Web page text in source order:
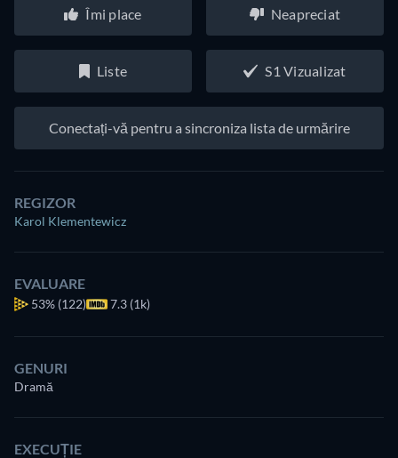
Îmi place Neapreciat
Liste S1 Vizualizat
Conectați-vă pentru a sincroniza lista de urmărire
REGIZOR
Karol Klementewicz
EVALUARE
53% (122) 7.3 (1k)
GENURI
Dramă
EXECUȚIE